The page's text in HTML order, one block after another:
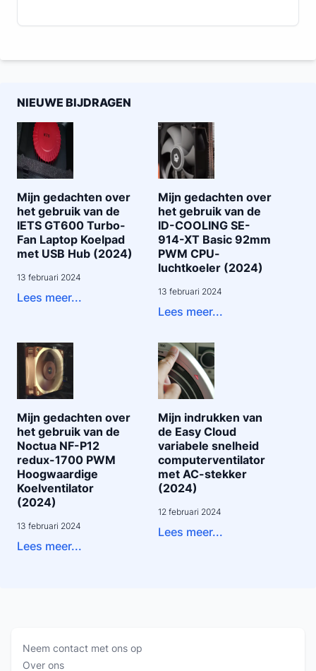
NIEUWE BIJDRAGEN
Mijn gedachten over
het gebruik van de
IETS GT600 Turbo-
Fan Laptop Koelpad
met USB Hub (2024)
13 februari 2024
Lees meer...
Mijn gedachten over
het gebruik van de
ID-COOLING SE-
914-XT Basic 92mm
PWM CPU-
luchtkoeler (2024)
13 februari 2024
Lees meer...
Mijn gedachten over
het gebruik van de
Noctua NF-P12
redux-1700 PWM
Hoogwaardige
Koelventilator
(2024)
13 februari 2024
Lees meer...
Mijn indrukken van
de Easy Cloud
variabele snelheid
computerventilator
met AC-stekker
(2024)
12 februari 2024
Lees meer...
Neem contact met ons op
Over ons